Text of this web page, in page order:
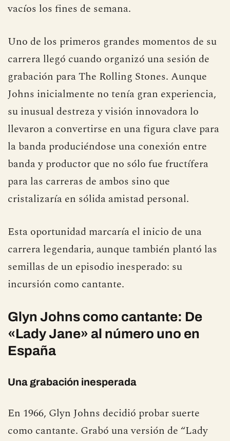
vacíos los fines de semana.
Uno de los primeros grandes momentos de su
carrera llegó cuando organizó una sesión de
grabación para The Rolling Stones. Aunque
Johns inicialmente no tenía gran experiencia,
su inusual destreza y visión innovadora lo
llevaron a convertirse en una figura clave para
la banda produciéndose una conexión entre
banda y productor que no sólo fue fructífera
para las carreras de ambos sino que
cristalizaría en sólida amistad personal.
Esta oportunidad marcaría el inicio de una
carrera legendaria, aunque también plantó las
semillas de un episodio inesperado: su
incursión como cantante.
Glyn Johns como cantante: De
«Lady Jane» al número uno en
España
Una grabación inesperada
En 1966, Glyn Johns decidió probar suerte
como cantante. Grabó una versión de “Lady